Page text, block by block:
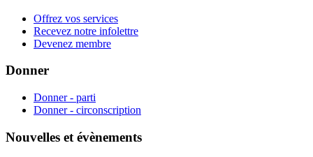
Offrez vos services
Recevez notre infolettre
Devenez membre
Donner
Donner - parti
Donner - circonscription
Nouvelles et évènements